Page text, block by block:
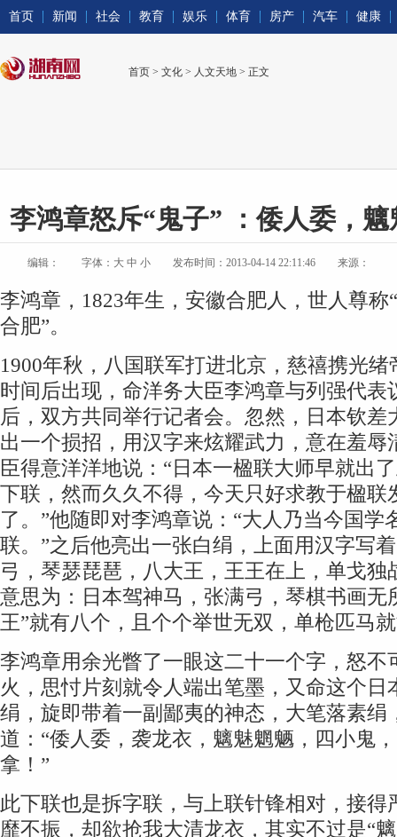
首页 新闻 社会 教育 娱乐 体育 房产 汽车 健康
首页 > 文化 > 人文天地 > 正文
李鸿章怒斥“鬼子” ：倭人委，
编辑： 字体： 大 中 小 发布时间：2013-04-14 22:11:46 来源：
李鸿章，1823年生，安徽合肥人，世人尊称
合肥”。
1900年秋，八国联军打进北京，慈禧携光
时间后出现，命洋务大臣李鸿章与列强代表
后，双方共同举行记者会。忽然，日本钦差
出一个损招，用汉字来炫耀武力，意在羞辱
臣得意洋洋地说：“日本一楹联大师早就出
下联，然而久久不得，今天只好求教于楹联
了。”他随即对李鸿章说：“大人乃当今国学
联。”之后他亮出一张白绢，上面用汉字写
弓，琴瑟琵琶，八大王，王王在上，单戈独
意思为：日本驾神马，张满弓，琴棋书画无
王”就有八个，且个个举世无双，单枪匹马
李鸿章用余光瞥了一眼这二十一个字，怒不
火，思忖片刻就令人端出笔墨，又命这个日
绢，旋即带着一副鄙夷的神态，大笔落素绢
道：“倭人委，袭龙衣，魑魅魍魉，四小鬼
拿！”
此下联也是拆字联，与上联针锋相对，接得
靡不振，却欲抢我大清龙衣，其实不过是“